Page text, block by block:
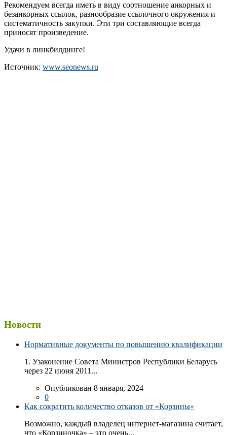
Рекомендуем всегда иметь в виду соотношение анкорных и
безанкорных ссылок, разнообразие ссылочного окружения и
систематичность закупки. Эти три составляющие всегда
приносят произведение.
Удачи в линкбилдинге!
Источник: www.seonews.ru
Новости
Нормативные документы по повышению квалификации
1. Узаконение Совета Министров Республики Беларусь
через 22 июня 2011...
Опубликован 8 января, 2024
0
Как сократить количество отказов от «Корзины»
Возможно, каждый владелец интернет-магазина считает,
что «Корзиночка» – это очень...